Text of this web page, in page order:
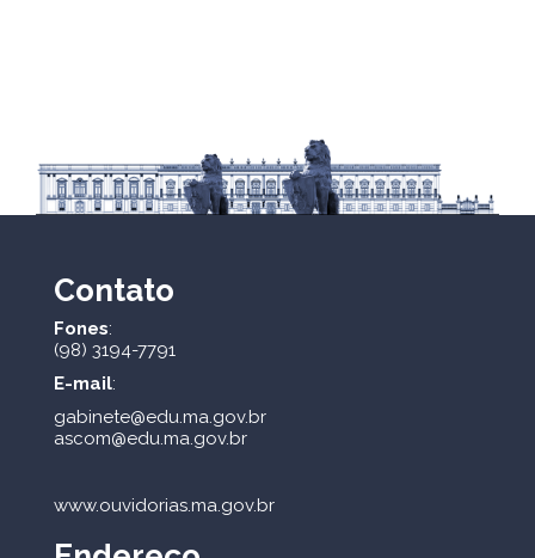
Contato
Fones:
(98) 3194-7791
E-mail:
gabinete@edu.ma.gov.br
ascom@edu.ma.gov.br
www.ouvidorias.ma.gov.br